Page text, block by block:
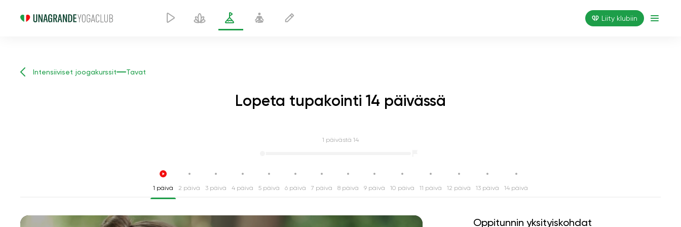
Liity klubiin
Intensiiviset joogakurssit Tavat
Lopeta tupakointi 14 päivässä
1 päivästä 14
1 päivä 2 päivä 3 päivä 4 päivä 5 päivä 6 päivä 7 päivä 8 päivä 9 päivä 10 päivä 11 päivä 12 päivä 13 päivä 14 päivä
Oppitunnin yksityiskohdat